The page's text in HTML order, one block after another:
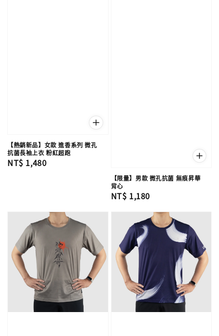
【熱銷新品】女款 進香系列 微孔
抗菌長袖上衣 粉紅超跑
Regular
NT$ 1,480
【限量】男款 微孔抗菌 無痕昇華
背心
Regular
NT$ 1,180